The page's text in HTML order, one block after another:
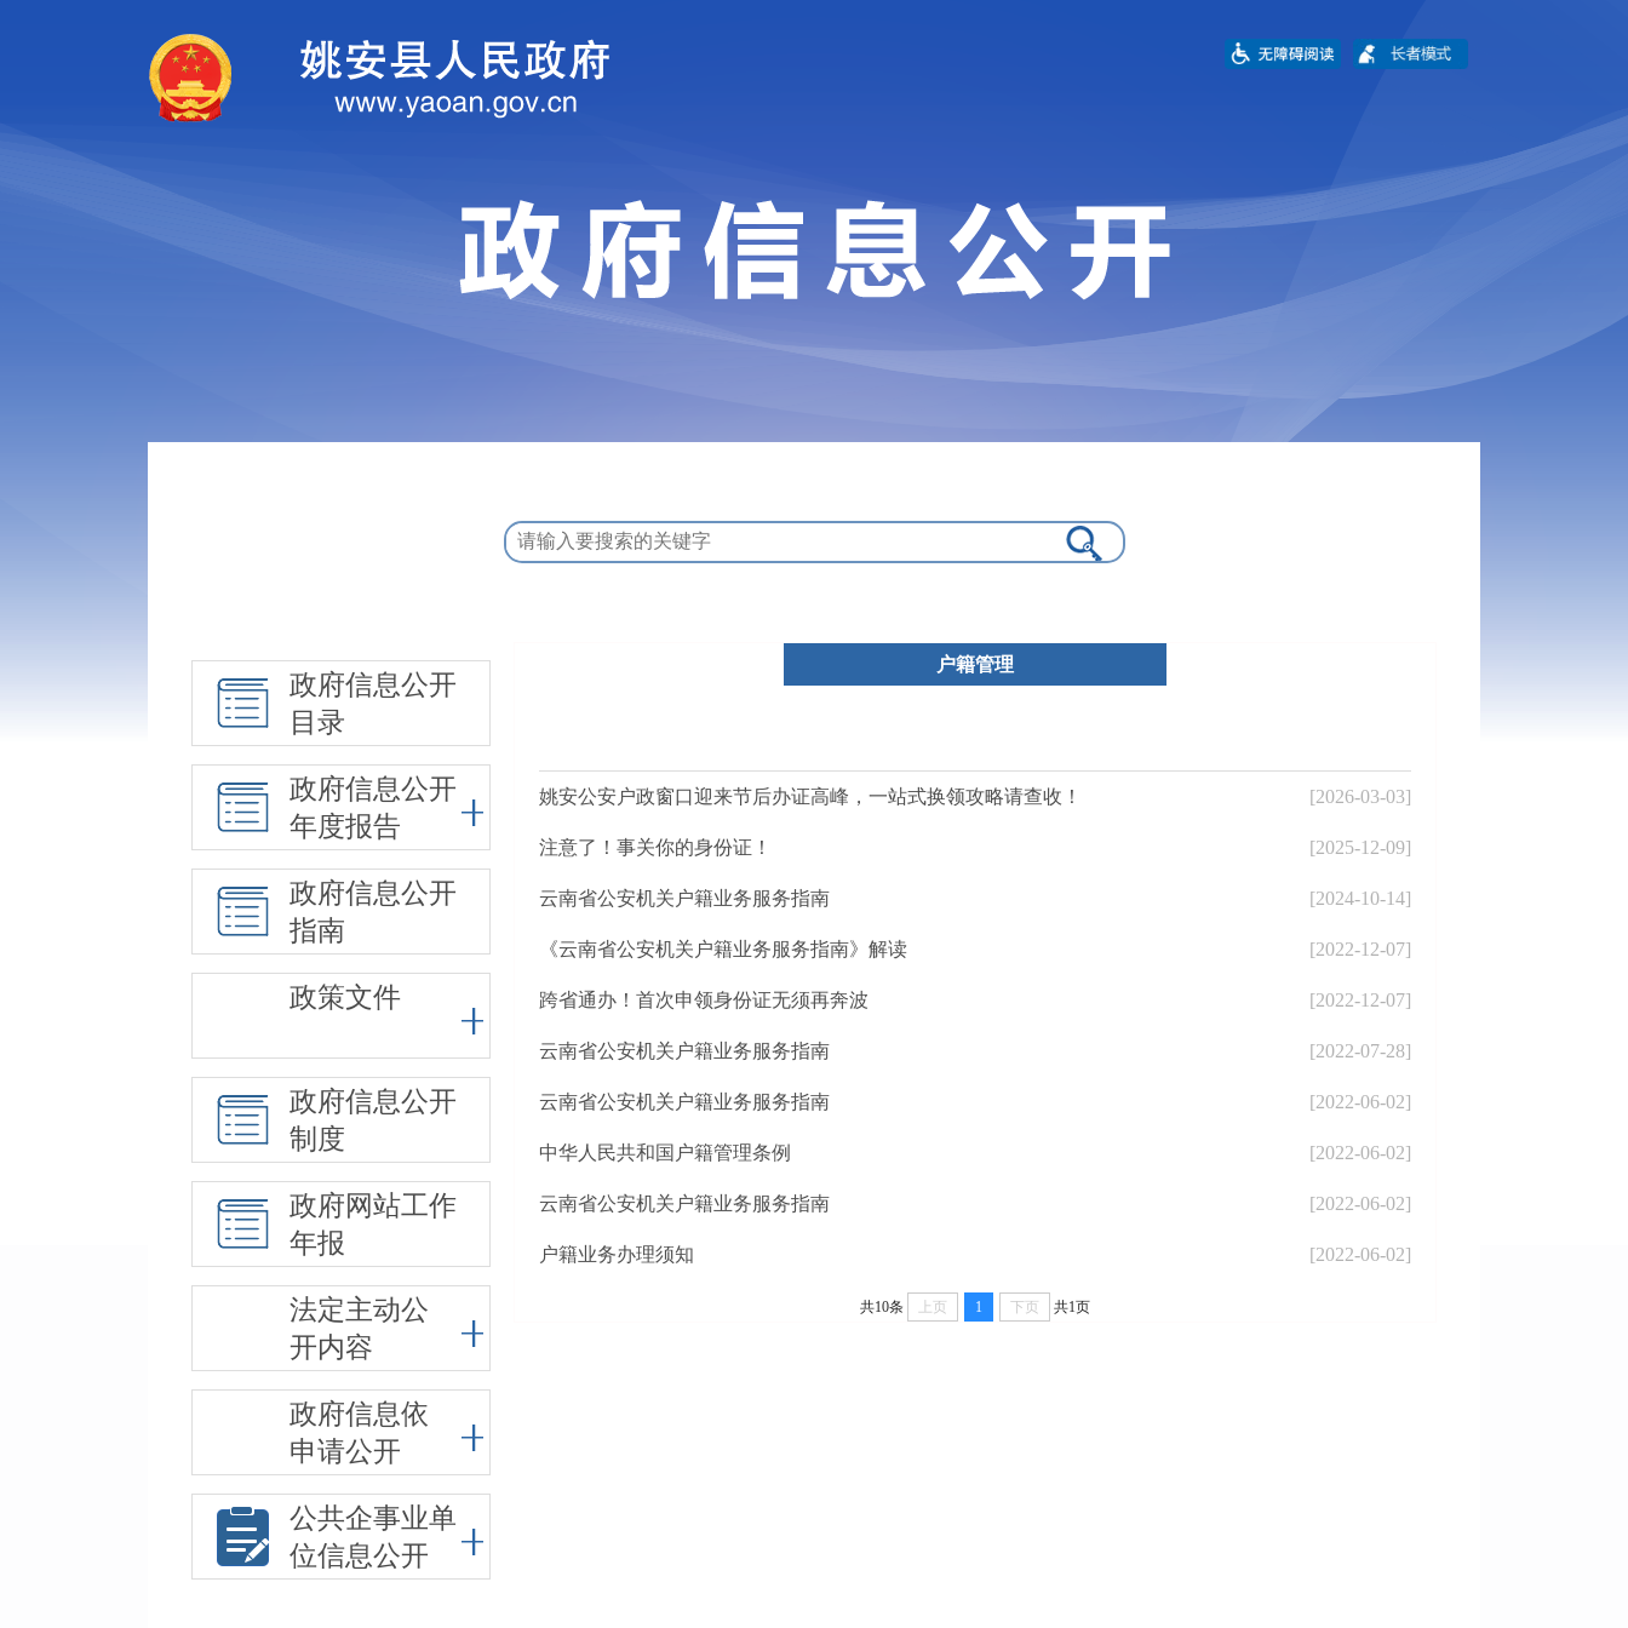
政府信息公开
目录
政府信息公开
年度报告
政府信息公开
指南
政策文件
政府信息公开
制度
政府网站工作
年报
法定主动公
开内容
政府信息依
申请公开
公共企事业单
位信息公开
户籍管理
姚安公安户政窗口迎来节后办证高峰，一站式换领攻略请查收！ [2026-03-03]
注意了！事关你的身份证！ [2025-12-09]
云南省公安机关户籍业务服务指南 [2024-10-14]
《云南省公安机关户籍业务服务指南》解读 [2022-12-07]
跨省通办！首次申领身份证无须再奔波 [2022-12-07]
云南省公安机关户籍业务服务指南 [2022-07-28]
云南省公安机关户籍业务服务指南 [2022-06-02]
中华人民共和国户籍管理条例 [2022-06-02]
云南省公安机关户籍业务服务指南 [2022-06-02]
户籍业务办理须知 [2022-06-02]
共10条 上页 1 下页 共1页